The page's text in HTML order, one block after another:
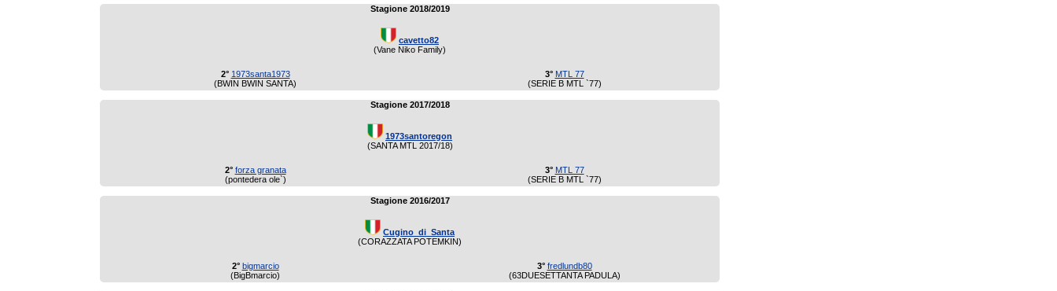
Stagione 2018/2019
cavetto82
(Vane Niko Family)
2° 1973santa1973
(BWIN BWIN SANTA)
3° MTL 77
(SERIE B MTL `77)
Stagione 2017/2018
1973santoregon
(SANTA MTL 2017/18)
2° forza granata
(pontedera ole`)
3° MTL 77
(SERIE B MTL `77)
Stagione 2016/2017
Cugino_di_Santa
(CORAZZATA POTEMKIN)
2° bigmarcio
(BigBmarcio)
3° fredlundb80
(63DUESETTANTA PADULA)